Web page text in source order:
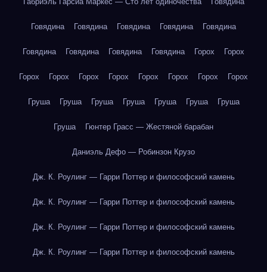
Говядина Говядина Говядина Говядина Говядина
Говядина Говядина Говядина Говядина Горох Горох
Горох Горох Горох Горох Горох Горох Горох Горох
Груша Груша Груша Груша Груша Груша Груша
Груша Гюнтер Грасс — Жестяной барабан
Даниэль Дефо — Робинзон Крузо
Дж. К. Роулинг — Гарри Поттер и философский камень
Дж. К. Роулинг — Гарри Поттер и философский камень
Дж. К. Роулинг — Гарри Поттер и философский камень
Дж. К. Роулинг — Гарри Поттер и философский камень